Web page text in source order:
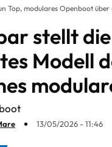
Top, modulares Openboot über
stellt
Modell
13/05/2026 - 11:46